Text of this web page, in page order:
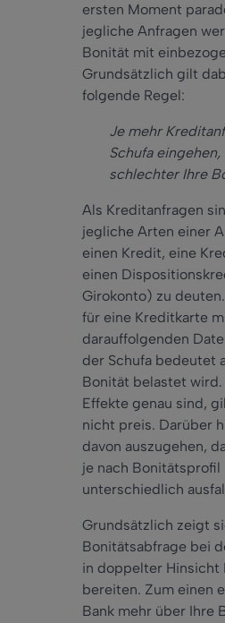
ersten Moment
jegliche Anfragen
Bonität mit
Grundsätzlich gilt
folgende Regel:
Je mehr
Schufa
schlechter Ihre
Als Kreditanfragen
jegliche Arten einer
einen Kredit, eine
einen
Girokonto) zu
für eine Kreditkarte
darauffolgenden
der Schufa bedeutet
Bonität belastet
Effekte genau sind,
nicht preis. Darüber
davon auszugehen,
je nach Bonitätsprofil
unterschiedlich
Grundsätzlich zeigt
Bonitätsabfrage bei
in doppelter Hinsicht
bereiten. Zum einen
Bank mehr über Ihre